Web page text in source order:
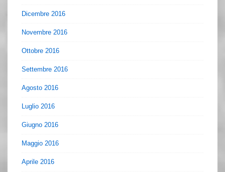
Dicembre 2016
Novembre 2016
Ottobre 2016
Settembre 2016
Agosto 2016
Luglio 2016
Giugno 2016
Maggio 2016
Aprile 2016